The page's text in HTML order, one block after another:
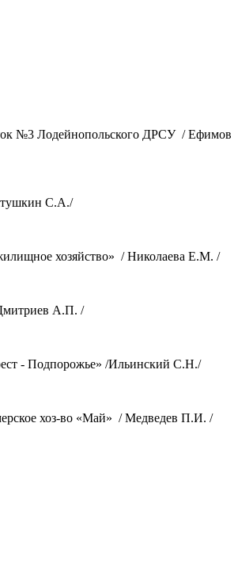
№3 Лодейнопольского ДРСУ / Ефимов
С.А./
хозяйство» / Николаева Е.М. /
А.П. /
- Подпорожье» /Ильинский С.Н./
хоз-во «Май» / Медведев П.И. /